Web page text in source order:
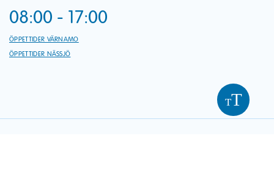
08:00 - 17:00
ÖPPETTIDER VÄRNAMO
ÖPPETTIDER NÄSSJÖ
TT